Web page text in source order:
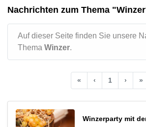
Nachrichten zum Thema
Auf dieser Seite finden Sie unsere
Thema Winzer.
« ‹ 1 › »
Winzerparty mit